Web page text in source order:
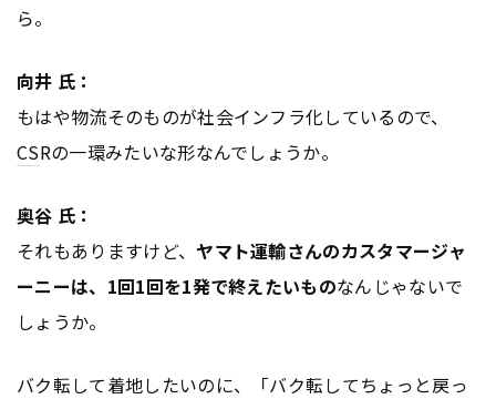
ら。
向井 氏：
もはや物流そのものが社会インフラ化しているので、
CSRの一環みたいな形なんでしょうか。
奥谷 氏：
それもありますけど、ヤマト運輸さんのカスタマージャ
ーニーは、1回1回を1発で終えたいものなんじゃないで
しょうか。
バク転して着地したいのに、「バク転してちょっと戻っ